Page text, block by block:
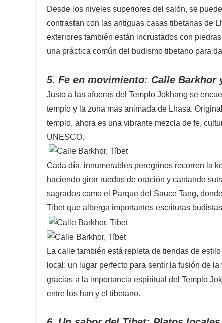
Desde los niveles superiores del salón, se
contrastan con las antiguas casas tibetanas de
exteriores también están incrustados con
una práctica común del budismo tibetano para
5. Fe en movimiento: Calle
Justo a las afueras del Templo Jokhang se
templo y la zona más animada de Lhasa.
templo, ahora es una vibrante mezcla de fe,
UNESCO.
Cada día, innumerables peregrinos recorren la
haciendo girar ruedas de oración y cantando
sagrados como el Parque del Sauce Tang,
Tíbet que alberga importantes escrituras
La calle también está repleta de tiendas de
local: un lugar perfecto para sentir la fusión de
gracias a la importancia espiritual del Templo
entre los han y el tibetano.